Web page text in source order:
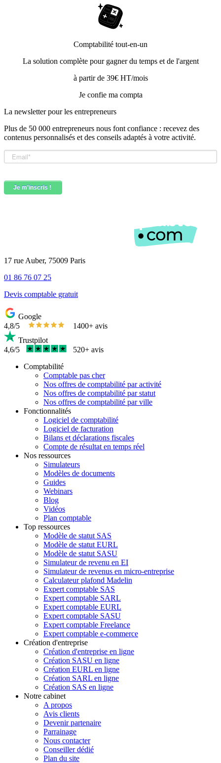
Comptabilité tout-en-un
La solution complète pour gagner du temps et de l'argent
à partir de 39€ HT/mois
Je confie ma compta
La newsletter pour les entrepreneurs
Plus de 50 000 entrepreneurs nous font confiance : recevez des
contenus personnalisés et des conseils adaptés à votre activité.
17 rue Auber, 75009 Paris
01 86 76 07 25
Devis comptable gratuit
Google
4,8/5
1400+ avis
Trustpilot
4,6/5
520+ avis
Comptabilité
Comptable pas cher
Nos offres de comptabilité par activité
Nos offres de comptabilité par statut
Nos offres de comptabilité par ville
Fonctionnalités
Logiciel de comptabilité
Logiciel de facturation
Bilans et déclarations fiscales
Compte de résultat en temps réel
Nos ressources
Simulateurs
Modèles de documents
Guides
Webinars
Blog
Vidéos
Plan comptable
Top ressources
Modèle de statut SAS
Modèle de statut EURL
Modèle de statut SASU
Simulateur de revenu en EI
Simulateur de revenus en micro-entreprise
Calculateur plafond Madelin
Expert comptable SAS
Expert comptable SARL
Expert comptable EURL
Expert comptable SASU
Expert comptable Freelance
Expert comptable e-commerce
Création d'entreprise
Création d'entreprise en ligne
Création SASU en ligne
Création EURL en ligne
Création SARL en ligne
Création SAS en ligne
Notre cabinet
A propos
Avis clients
Devenir partenaire
Parrainage
Nous contacter
Conseiller dédié
Plan du site